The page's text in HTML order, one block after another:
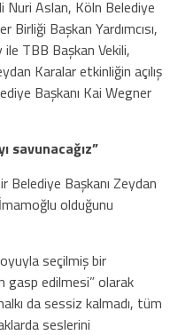
Nuri Aslan, Köln Belediye
Başkan Yardımcısı,
TBB Başkan Vekili,
Karalar etkinliğin açılış
Başkanı Kai Wegner
savunacağız”
Belediye Başkanı Zeydan
olduğunu
seçilmiş bir
gasp edilmesi” olarak
da sessiz kalmadı, tüm
seslerini